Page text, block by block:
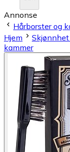
Annonse
Hårborster og
Hjem
kammer